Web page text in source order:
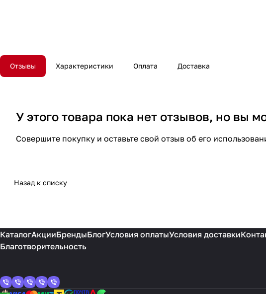
Отзывы Характеристики Оплата Доставка
У этого товара пока нет отзывов, но вы
Совершите покупку и оставьте свой отзыв об его
Назад к списку
КаталогАкцииБрендыБлогУсловия оплатыУсловия доставки
Благотворительность